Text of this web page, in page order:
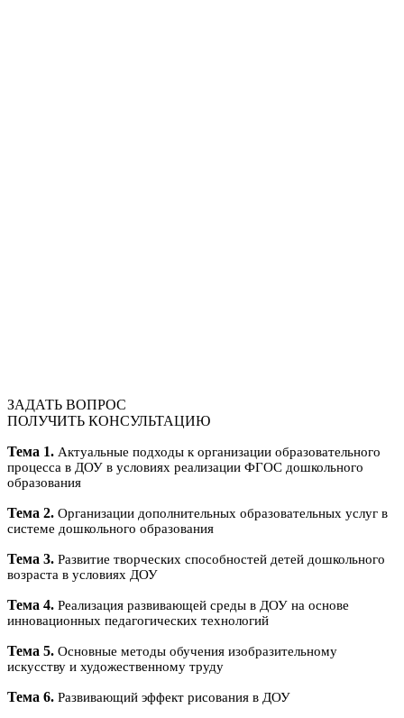
ЗАДАТЬ ВОПРОС
ПОЛУЧИТЬ КОНСУЛЬТАЦИЮ
Тема 1. Актуальные подходы к организации образовательного
процесса в ДОУ в условиях реализации ФГОС дошкольного
образования
Тема 2. Организации дополнительных образовательных услуг в
системе дошкольного образования
Тема 3. Развитие творческих способностей детей дошкольного
возраста в условиях ДОУ
Тема 4. Реализация развивающей среды в ДОУ на основе
инновационных педагогических технологий
Тема 5. Основные методы обучения изобразительному
искусству и художественному труду
Тема 6. Развивающий эффект рисования в ДОУ